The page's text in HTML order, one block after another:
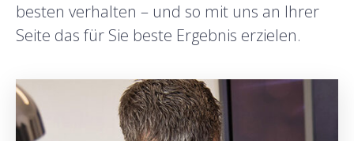
besten verhalten – und so mit uns an Ihrer
Seite das für Sie beste Ergebnis erzielen.